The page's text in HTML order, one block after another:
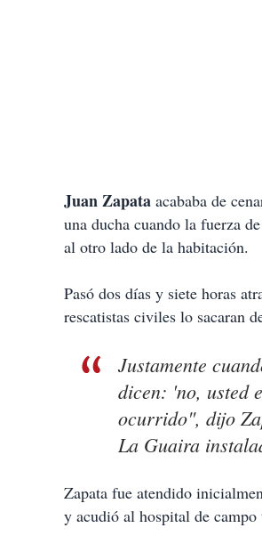
Juan Zapata acababa de
una ducha cuando la fuerza
al otro lado de la habitación.
Pasó dos días y siete horas
rescatistas civiles lo sacaran
Justamente
dicen: 'no, usted
ocurrido", dijo
La Guaira
Zapata fue atendido
y acudió al hospital de